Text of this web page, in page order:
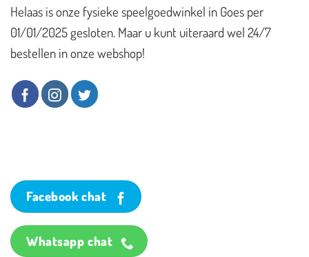
Helaas is onze fysieke speelgoedwinkel in Goes per
01/01/2025 gesloten. Maar u kunt uiteraard wel 24/7
bestellen in onze webshop!
Facebook chat
Whatsapp chat